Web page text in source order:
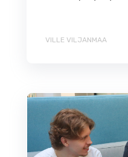
VILLE VILJANMAA